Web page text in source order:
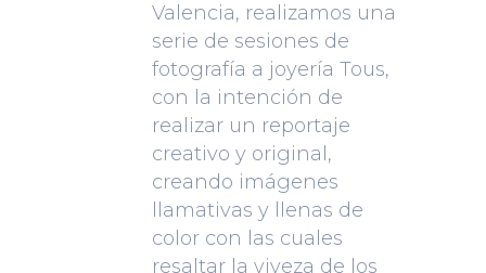
Valencia, realizamos una
serie de sesiones de
fotografía a joyería Tous,
con la intención de
realizar un reportaje
creativo y original,
creando imágenes
llamativas y llenas de
color con las cuales
resaltar la viveza de los